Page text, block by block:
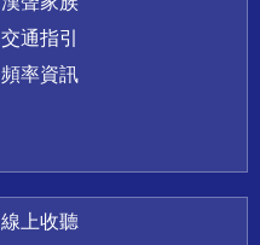
交通指引
頻率資訊
線上收聽